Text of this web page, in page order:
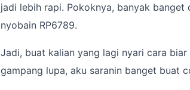
jadi lebih rapi. Pokoknya, banyak
nyobain RP6789.
Jadi, buat kalian yang lagi nyari cara
gampang lupa, aku saranin banget buat